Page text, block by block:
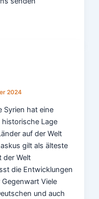
2024
Syrien hat eine
Lage
auf der Welt
gilt als älteste
der Welt
die Entwicklungen
Viele
und auch